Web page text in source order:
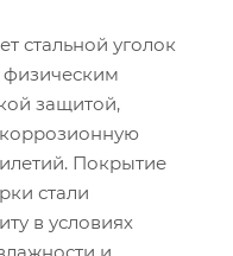
стальной уголок
защитой,
Покрытие
стали
в условиях